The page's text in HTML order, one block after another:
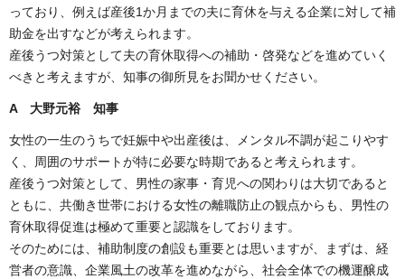
っており、例えば産後1か月までの夫に育休を与える企業に対して補
助金を出すなどが考えられます。
産後うつ対策として夫の育休取得への補助・啓発などを進めていく
べきと考えますが、知事の御所見をお聞かせください。
A 大野元裕 知事
女性の一生のうちで妊娠中や出産後は、メンタル不調が起こりやす
く、周囲のサポートが特に必要な時期であると考えられます。
産後うつ対策として、男性の家事・育児への関わりは大切であると
ともに、共働き世帯における女性の離職防止の観点からも、男性の
育休取得促進は極めて重要と認識をしております。
そのためには、補助制度の創設も重要とは思いますが、まずは、経
営者の意識、企業風土の改革を進めながら、社会全体での機運醸成